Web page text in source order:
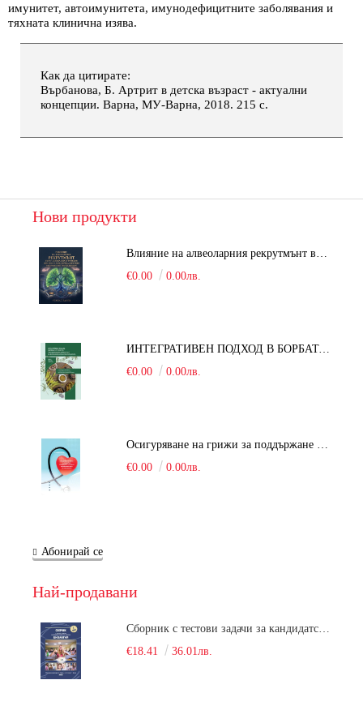
имунитет, автоимунитета, имунодефицитните заболявания и
тяхната клинична изява.
Как да цитирате:
Върбанова, Б. Артрит в детска възраст - актуални
концепции. Варна, МУ-Варна, 2018. 215 с.
Нови продукти
€0.00
0.00лв.
ИНТЕГРАТИВЕН ПОДХОД В БОРБАТА С COVID-19: От патогенезата на Sars-Cov-2 до фитомедицината и етноботаниката. Антивирусна активност и терапевтичен потенциал на българските лечебни растения
€0.00
0.00лв.
€0.00
0.00лв.
Абонирай се
Най-продавани
€18.41
36.01лв.